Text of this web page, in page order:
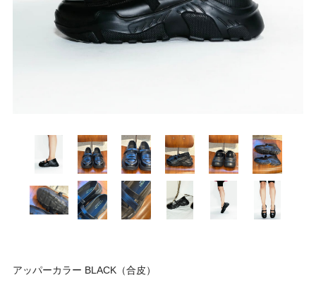
アッパーカラー BLACK（合皮）